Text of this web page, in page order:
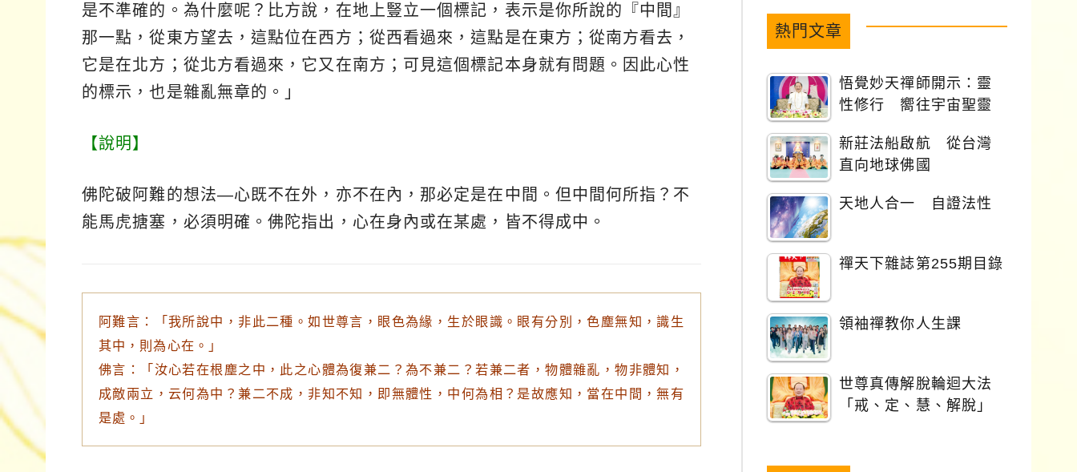
是不準確的。為什麼呢？比方說，在地上豎立一個標記，表示是你所說的『中間』
那一點，從東方望去，這點位在西方；從西看過來，這點是在東方；從南方看去，
它是在北方；從北方看過來，它又在南方；可見這個標記本身就有問題。因此心性
的標示，也是雜亂無章的。」
【說明】
佛陀破阿難的想法—心既不在外，亦不在內，那必定是在中間。但中間何所指？不
能馬虎搪塞，必須明確。佛陀指出，心在身內或在某處，皆不得成中。
阿難言：「我所說中，非此二種。如世尊言，眼色為緣，生於眼識。眼有分別，色塵無知，識生
其中，則為心在。」
佛言：「汝心若在根塵之中，此之心體為復兼二？為不兼二？若兼二者，物體雜亂，物非體知，
成敵兩立，云何為中？兼二不成，非知不知，即無體性，中何為相？是故應知，當在中間，無有
是處。」
熱門文章
悟覺妙天禪師開示：靈
性修行 嚮往宇宙聖靈
新莊法船啟航 從台灣
直向地球佛國
天地人合一 自證法性
禪天下雜誌第255期目錄
領袖禪教你人生課
世尊真傳解脫輪迴大法
「戒、定、慧、解脫」